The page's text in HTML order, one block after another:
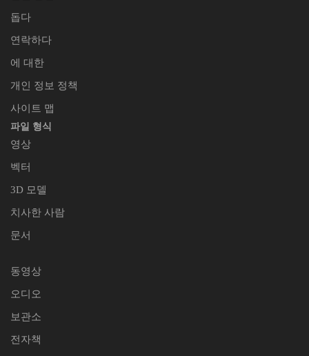
돕다
연락하다
에 대한
개인 정보 정책
사이트 맵
파일 형식
영상
벡터
3D 모델
치사한 사람
문서
동영상
오디오
보관소
전자책